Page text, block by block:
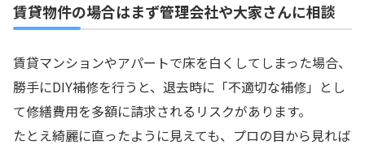
賃貸物件の場合はまず管理会社や大家さんに相談
賃貸マンションやアパートで床を白くしてしまった場合、
勝手にDIY補修を行うと、退去時に「不適切な補修」とし
て修繕費用を多額に請求されるリスクがあります。
たとえ綺麗に直ったように見えても、プロの目から見れば